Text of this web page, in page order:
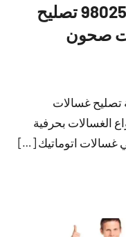
فني غسالات الكويت 98025055 تصليح
صحون
غسالات
الغسالات بحرفية
غسالات اتوماتيك […]